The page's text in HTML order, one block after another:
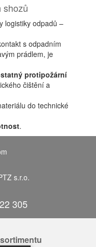
shozů
logistiky odpadů –
s odpadním
prádlem, je
protipožární
čištění a
do technické
.
s.r.o.
305